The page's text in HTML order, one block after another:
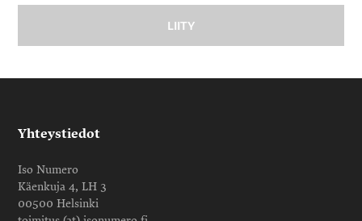
Yhteystiedot
Iso Numero
Käenkuja 4, LH 3
00500 Helsinki